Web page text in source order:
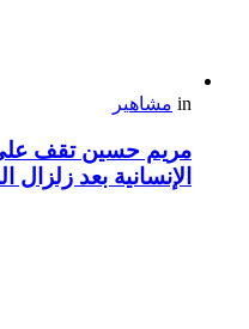
in مشاهير
مريم حسين تقف
الإنسانية بعد زلزال